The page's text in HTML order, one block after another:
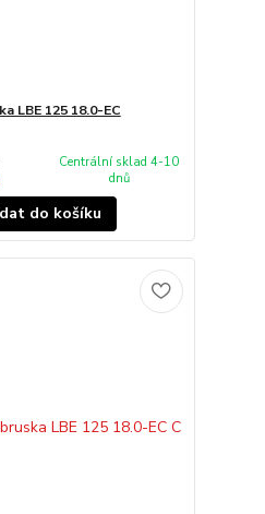
LBE 125 18.0-EC
Centrální sklad 4-10
dnů
do košíku